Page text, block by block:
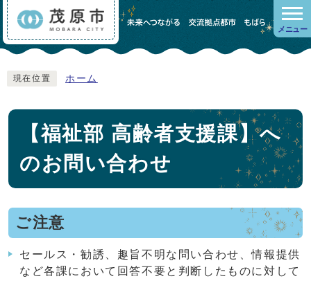
メニュー
現在位置 ホーム
【福祉部 高齢者支援課】へ
のお問い合わせ
ご注意
セールス・勧誘、趣旨不明な問い合わせ、情報提供
など各課において回答不要と判断したものに対して